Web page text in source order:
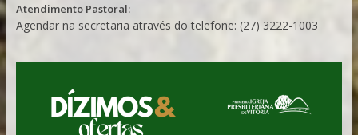
Atendimento Pastoral:
Agendar na secretaria através do telefone: (27) 3222-1003